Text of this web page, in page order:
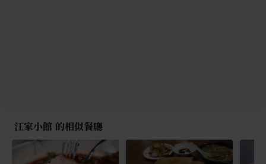
江家小館 的相似餐廳